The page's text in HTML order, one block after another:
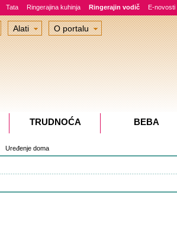
Tata Ringerajina kuhinja Ringerajin vodič E-novosti
Uređenje doma
Alati O portalu
TRUDNOĆA BEBA